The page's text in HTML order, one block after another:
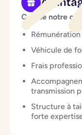
Ce que notre
Véhicule de
Frais
transmission
Structure à
forte